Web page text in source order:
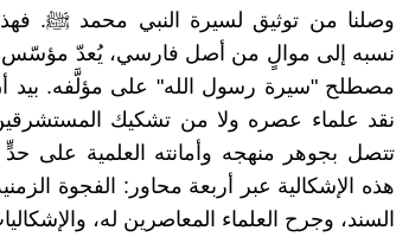
وصلنا من توثيق لسيرة النبي محمد ﷺ.
نسبه إلى موالٍ من أصل فارسي، يُعدّ مؤسّس
مصطلح "سيرة رسول الله" على مؤلَّفه. بيد
نقد علماء عصره ولا من تشكيك
تتصل بجوهر منهجه وأمانته العلمية على
هذه الإشكالية عبر أربعة محاور: الفجوة
السند، وجرح العلماء المعاصرين له،